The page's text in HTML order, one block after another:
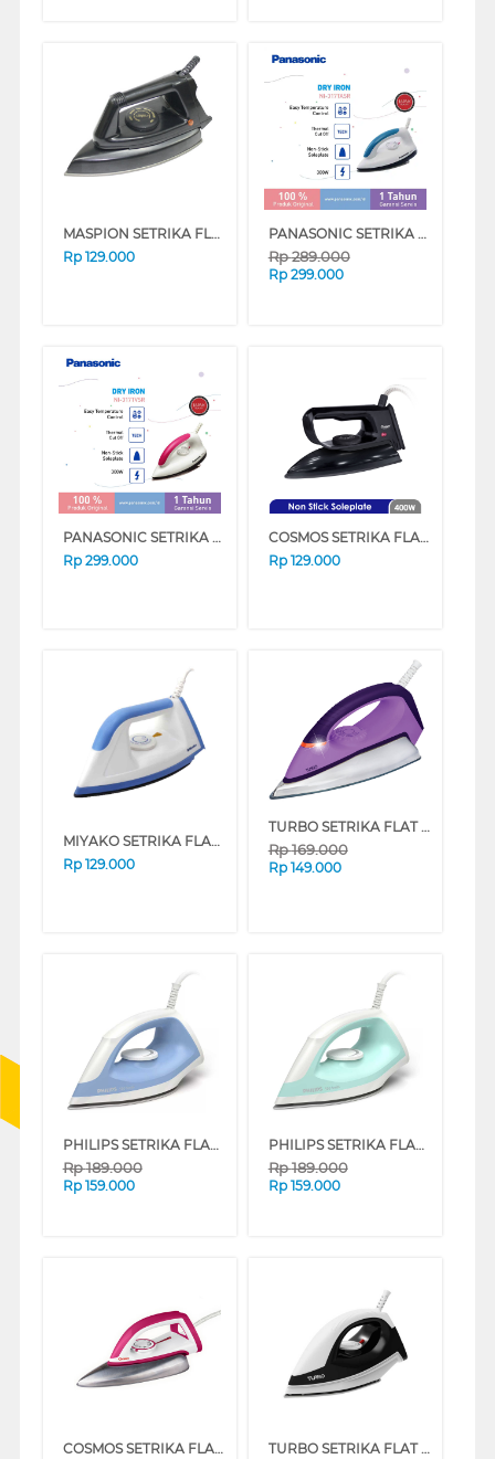
MASPION SETRIKA FLAT IRON E1000
Rp 129.000
PANASONIC SETRIKA FLAT IRON NI317T SERIES
Rp289.000
Rp 299.000
PANASONIC SETRIKA FLAT IRON RED NI317TVSR
Rp 299.000
COSMOS SETRIKA FLAT IRON CI-3120NJB
Rp 129.000
MIYAKO SETRIKA FLAT IRON EI-1008MBL
Rp 129.000
TURBO SETRIKA FLAT IRON EHL3038 SERIES
Rp169.000
Rp 149.000
PHILIPS SETRIKA FLAT IRON BLUE DST0510/20
Rp189.000
Rp 159.000
PHILIPS SETRIKA FLAT IRON GREEN DST0510/70
Rp189.000
Rp 159.000
COSMOS SETRIKA FLATIRON CI-3110C_M TURBO SETRIKA FLAT IRON EHL3005 SERIES